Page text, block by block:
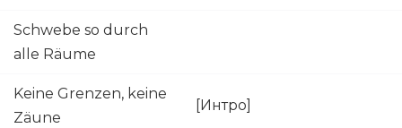
Schwebe so durch
alle Räume
Keine Grenzen, keine
Zäune
[Интро]